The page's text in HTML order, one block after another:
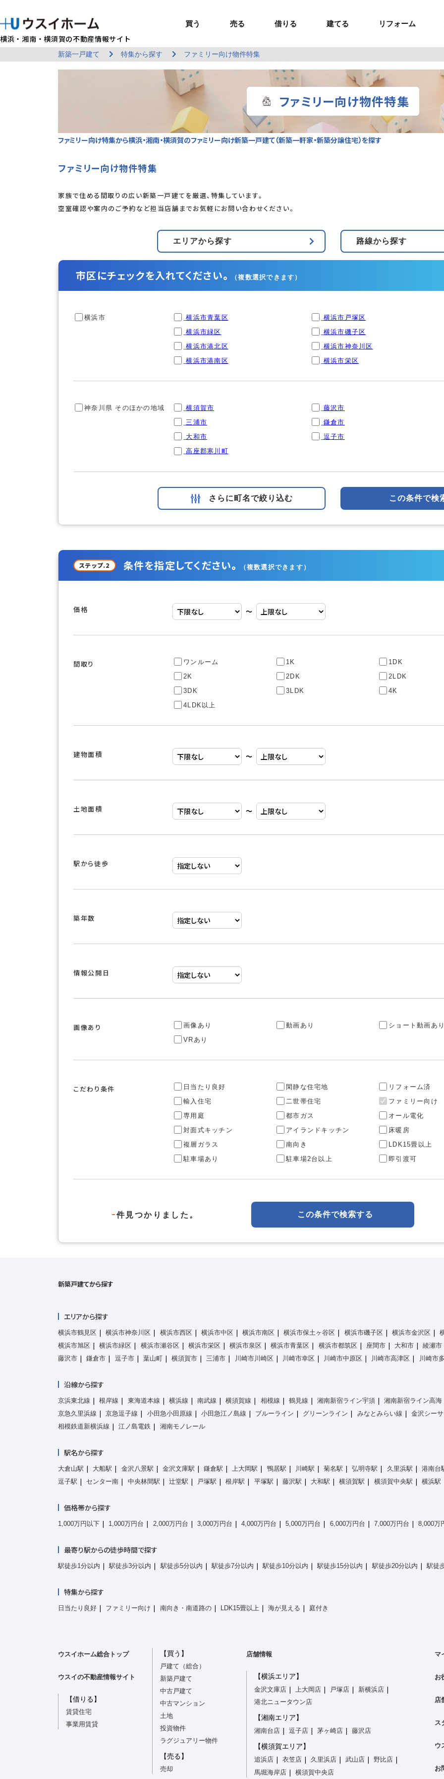
横浜・湘南・横須賀の不動産情報サイト
買う
BUY
買う 戸建て（総合）
新築戸建て
中古戸建て
中古マンション
土地
投資物件
マイページ
売る
SELL
売る 売るTOP
建物状況調査
（インスペクション）
レントホーム
借りる
RENT
借りる 賃貸住宅TOP
エリアから探す
路線から探す
マイページ
エリアから探す
マイページ
建てる
U-CASA
建てる 建てるTOP
U-nifty（定額制注文住宅）
Kit-U（高性能企画住宅）
収益物件／アパート・賃貸
ウスイホームの家づくり
施工事例
リフォーム
REFORM
リフォーム リフォームTOP
ウスイのリフォームの魅力
施工事例
リフォームメニュー
ショールーム
リフォームの流れ
MANAGEMENT
貸す 貸すTOP
お悩み解決
サービス一覧
管理委託の流れ
セミナー・講座
オーナー様へ
COMPANY INFO
企業情報 企業情報TOP
店舗情報
採用情報
お問い合わせ
新築一戸建て 特集から探す ファミリー向け物件特集
ファミリー向け物件特集
ファミリー向け特集から横浜・湘南・横須賀のファミリー向け新築一戸建て（新築一軒家・新築分譲住宅）を探す
ファミリー向け物件特集
家族で住める間取りの広い新築一戸建てを厳選、特集しています。
空室確認や案内のご予約など担当店舗までお気軽にお問い合わせください。
エリアから探す 路線から探す
市区にチェックを入れてください。 （複数選択できます）
横浜市 横浜市青葉区 横浜市戸塚区
横浜市緑区
横浜市磯子区
横浜市港北区
横浜市神奈川区
横浜市港南区
横浜市栄区
神奈川県 そのほかの地域 横須賀市 藤沢市
三浦市
鎌倉市
大和市
逗子市
高座郡寒川町
さらに町名で絞り込む この条件で検
ステップ.2 条件を指定してください。 （複数選択できます）
価格 〜
間取り ワンルーム 1K 1DK
2K
2DK 2LDK
3DK
3LDK 4K
4LDK以上
建物面積 〜
土地面積 〜
駅から徒歩
築年数
情報公開日
画像あり 画像あり 動画あり ショート動画あり
VRあり
こだわり条件 日当たり良好 閑静な住宅地 リフォーム済
輸入住宅
二世帯住宅 ファミリー向け
専用庭
都市ガス オール電化
対面式キッチン
アイランドキッチン 床暖房
複層ガラス
南向き LDK15畳以上
駐車場あり
駐車場2台以上 即引渡可
-件見つかりました。 この条件で検索する
新築戸建てから探す
エリアから探す
横浜市鶴見区 横浜市神奈川区 横浜市西区 横浜市中区 横浜市南区 横浜市保土ヶ谷区 横浜市磯子区 横浜市金沢区
横浜市旭区
横浜市緑区 横浜市瀬谷区 横浜市栄区 横浜市泉区 横浜市青葉区 横浜市都筑区 座間市 大和市 綾瀬市
藤沢市
鎌倉市 逗子市 葉山町 横須賀市 三浦市 川崎市川崎区 川崎市幸区 川崎市中原区 川崎市高津区 川崎市
沿線から探す
京浜東北線 根岸線 東海道本線 横浜線 南武線 横須賀線 相模線 鶴見線 湘南新宿ライン宇須 湘南新宿ライン高海
京急久里浜線
京急逗子線 小田急小田原線 小田急江ノ島線 ブルーライン グリーンライン みなとみらい線 金沢シー
相模鉄道新横浜線
江ノ島電鉄 湘南モノレール
駅名から探す
大倉山駅 大船駅 金沢八景駅 金沢文庫駅 鎌倉駅 上大岡駅 鴨居駅 川崎駅 菊名駅 弘明寺駅 久里浜駅 港南台
逗子駅
センター南 中央林間駅 辻堂駅 戸塚駅 根岸駅 平塚駅 藤沢駅 大和駅 横須賀駅 横須賀中央駅 横浜駅
価格帯から探す
1,000万円以下 1,000万円台 2,000万円台 3,000万円台 4,000万円台 5,000万円台 6,000万円台 7,000万円台 8,000万
最寄り駅からの徒歩時間で探す
駅徒歩1分以内 駅徒歩3分以内 駅徒歩5分以内 駅徒歩7分以内 駅徒歩10分以内 駅徒歩15分以内 駅徒歩20分以内 駅徒
特集から探す
日当たり良好 ファミリー向け 南向き・南道路の LDK15畳以上 海が見える 庭付き
ウスイホーム総合トップ
ウスイの不動産情報サイト
【借りる】
賃貸住宅
事業用賃貸
【買う】
戸建て（総合）
新築戸建て
中古戸建て
中古マンション
土地
投資物件
ラグジュアリー物件
【売る】
売却
店舗情報
【横浜エリア】
金沢文庫店 上大岡店 戸塚店
新横浜店
港北ニュータウン店
【湘南エリア】
湘南台店 逗子店 茅ヶ崎店 藤沢店
【横須賀エリア】
追浜店 衣笠店 久里浜店 武山店
野比店
馬堀海岸店
横須賀中央店
マ
お
店
ス
ウ
お